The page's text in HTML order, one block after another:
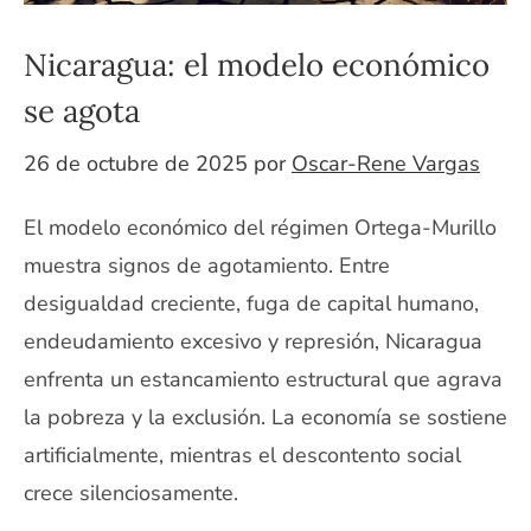
Nicaragua: el modelo económico
se agota
26 de octubre de 2025 por Oscar-Rene Vargas
El modelo económico del régimen Ortega-Murillo
muestra signos de agotamiento. Entre
desigualdad creciente, fuga de capital humano,
endeudamiento excesivo y represión, Nicaragua
enfrenta un estancamiento estructural que agrava
la pobreza y la exclusión. La economía se sostiene
artificialmente, mientras el descontento social
crece silenciosamente.